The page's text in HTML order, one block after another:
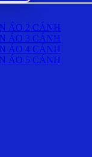
ÁO 2 CÁNH
ÁO 3 CÁNH
ÁO 4 CÁNH
ÁO 5 CÁNH